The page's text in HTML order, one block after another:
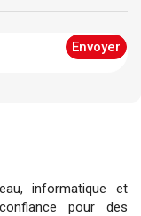
informatique et
pour des